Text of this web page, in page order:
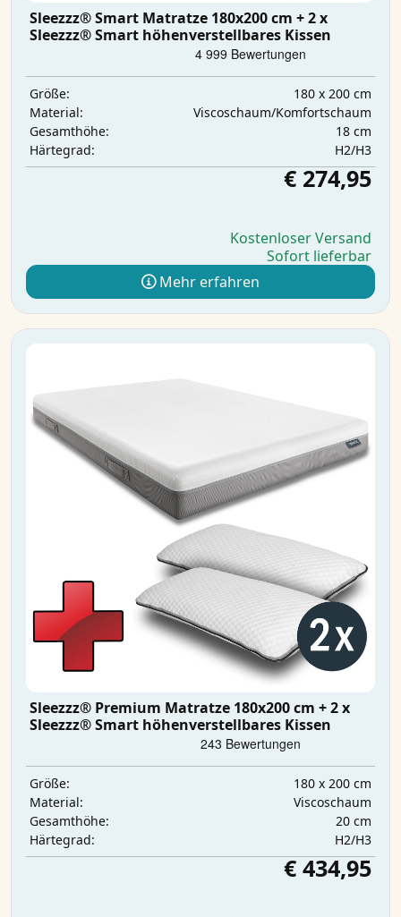
Sleezzz® Smart Matratze 180x200 cm + 2 x
Sleezzz® Smart höhenverstellbares Kissen
Größe:
180 x 200 cm
Material:
Viscoschaum/Komfortschaum
Gesamthöhe:
18 cm
Härtegrad:
H2/H3
€ 274,95
Kostenloser Versand
Sofort lieferbar
Mehr erfahren
Sleezzz® Premium Matratze 180x200 cm + 2 x
Sleezzz® Smart höhenverstellbares Kissen
Größe:
180 x 200 cm
Material:
Viscoschaum
Gesamthöhe:
20 cm
Härtegrad:
H2/H3
€ 434,95